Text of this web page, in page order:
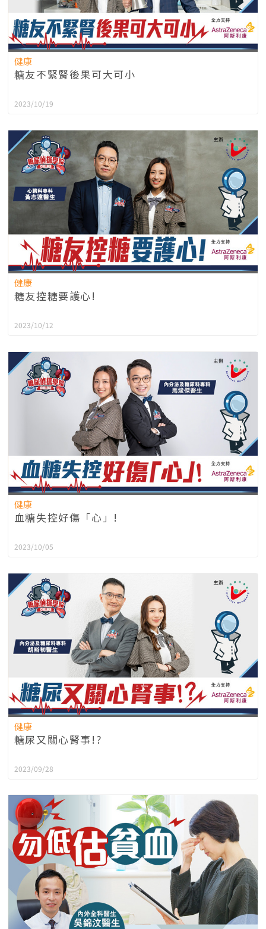
健康
糖友不緊腎後果可大可小
2023/10/19
健康
糖友控糖要護心!
2023/10/12
健康
血糖失控好傷「心」!
2023/10/05
健康
糖尿又關心腎事!?
2023/09/28